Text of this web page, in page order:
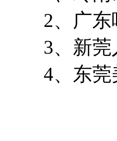
2、广东
3、新莞
4、东莞